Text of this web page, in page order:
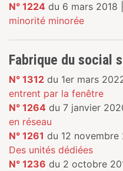
N° 1224 du 6 mars 2018 |
minorité minorée
Fabrique du social
N° 1312 du 1er mars
entrent par la fenêtre
N° 1264 du 7 janvier
en réseau
N° 1261 du 12 novembre
Des unités dédiées
N° 1236 du 2 octobre